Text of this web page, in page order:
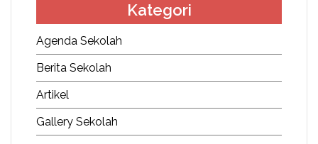
Kategori
Agenda Sekolah
Berita Sekolah
Artikel
Gallery Sekolah